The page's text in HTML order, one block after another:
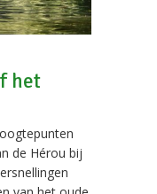
het
de Hérou bij